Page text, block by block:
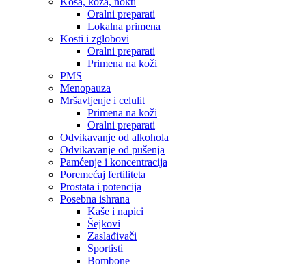
Oralni preparati
Lokalna primena
Kosti i zglobovi
Oralni preparati
Primena na koži
PMS
Menopauza
Mršavljenje i celulit
Primena na koži
Oralni preparati
Odvikavanje od alkohola
Odvikavanje od pušenja
Pamćenje i koncentracija
Poremećaj fertiliteta
Prostata i potencija
Posebna ishrana
Kaše i napici
Šejkovi
Zaslađivači
Sportisti
Bombone